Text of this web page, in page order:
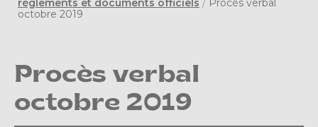
règlements et documents officiels / Procès verbal
octobre 2019
Procès verbal
octobre 2019